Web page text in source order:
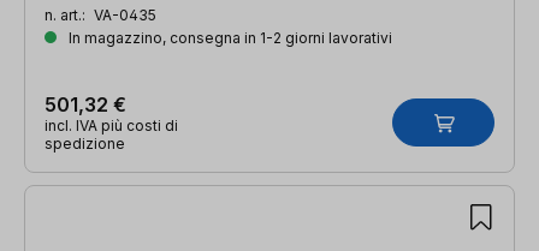
n. art.: VA-0435
In magazzino, consegna in 1-2 giorni lavorativi
501,32 €
incl. IVA più costi di
spedizione